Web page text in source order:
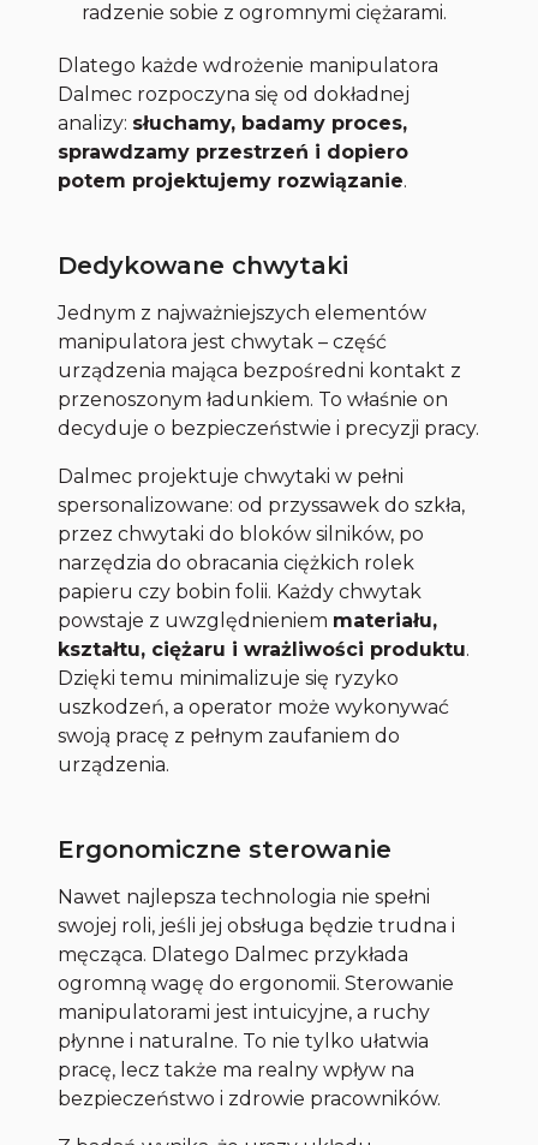
radzenie sobie z ogromnymi ciężarami.
Dlatego każde wdrożenie manipulatora
Dalmec rozpoczyna się od dokładnej
analizy: słuchamy, badamy proces,
sprawdzamy przestrzeń i dopiero
potem projektujemy rozwiązanie.
Dedykowane chwytaki
Jednym z najważniejszych elementów
manipulatora jest chwytak – część
urządzenia mająca bezpośredni kontakt z
przenoszonym ładunkiem. To właśnie on
decyduje o bezpieczeństwie i precyzji pracy.
Dalmec projektuje chwytaki w pełni
spersonalizowane: od przyssawek do szkła,
przez chwytaki do bloków silników, po
narzędzia do obracania ciężkich rolek
papieru czy bobin folii. Każdy chwytak
powstaje z uwzględnieniem materiału,
kształtu, ciężaru i wrażliwości produktu.
Dzięki temu minimalizuje się ryzyko
uszkodzeń, a operator może wykonywać
swoją pracę z pełnym zaufaniem do
urządzenia.
Ergonomiczne sterowanie
Nawet najlepsza technologia nie spełni
swojej roli, jeśli jej obsługa będzie trudna i
męcząca. Dlatego Dalmec przykłada
ogromną wagę do ergonomii. Sterowanie
manipulatorami jest intuicyjne, a ruchy
płynne i naturalne. To nie tylko ułatwia
pracę, lecz także ma realny wpływ na
bezpieczeństwo i zdrowie pracowników.